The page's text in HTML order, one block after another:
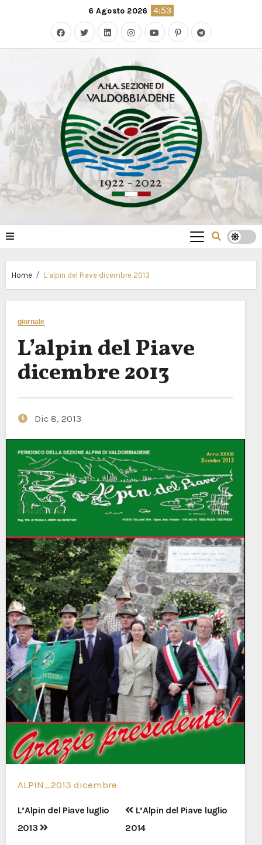
6 Agosto 2026 4:53
Home L’alpin del Piave dicembre 2013
giornale
L’alpin del Piave
dicembre 2013
Dic 8, 2013
ALPIN_2013 dicembre
Navigazione
articoli
L’Alpin del Piave luglio
2013
L’Alpin del Piave luglio
2014